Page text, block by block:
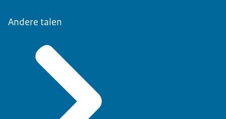
Andere talen